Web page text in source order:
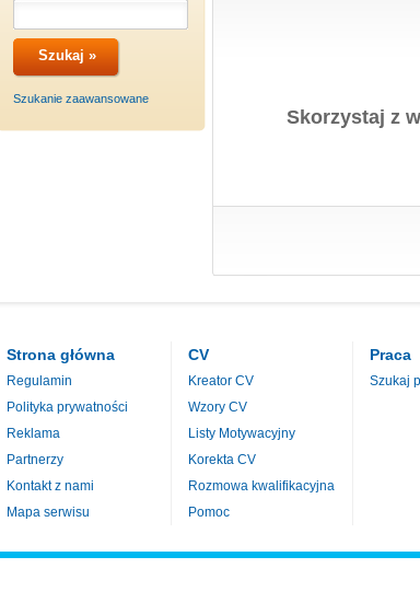
Szukanie zaawansowane
Skorzystaj z
Strona główna
Regulamin
Polityka prywatności
Reklama
Partnerzy
Kontakt z nami
Mapa serwisu
CV
Kreator CV
Wzory CV
Listy Motywacyjny
Korekta CV
Rozmowa kwalifikacyjna
Pomoc
Praca
Szukaj